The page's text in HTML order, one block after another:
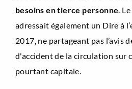
besoins en tierce personne.
adressait également un Dire à
2017, ne partageant pas l’avis
d'accident de la circulation sur
pourtant capitale.